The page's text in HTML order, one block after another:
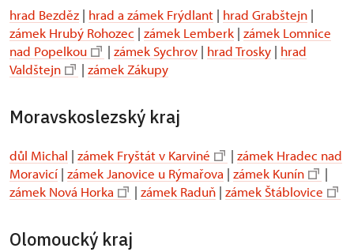
hrad Bezděz | hrad a zámek Frýdlant | hrad Grabštejn |
zámek Hrubý Rohozec | zámek Lemberk | zámek Lomnice
nad Popelkou
| zámek Sychrov | hrad Trosky | hrad
Valdštejn
| zámek Zákupy
Moravskoslezský kraj
důl Michal | zámek Fryštát v Karviné | zámek Hradec nad
Moravicí | zámek Janovice u Rýmařova | zámek Kunín
|
zámek Nová Horka
| zámek Raduň | zámek Štáblovice
Olomoucký kraj